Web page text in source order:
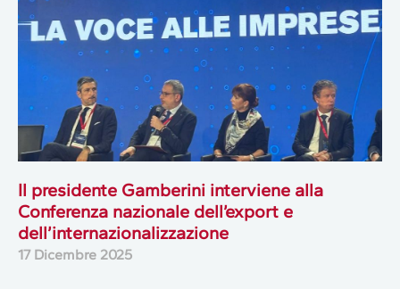
Il presidente Gamberini interviene alla
Conferenza nazionale dell’export e
dell’internazionalizzazione
17 Dicembre 2025